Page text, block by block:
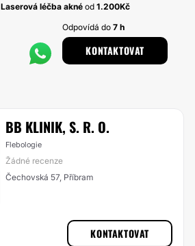
Laserová léčba akné od 1.200Kč
Odpovídá do7 h
KONTAKTOVAT
BB KLINIK, S. R. O.
Flebologie
Žádné recenze
Čechovská 57, Příbram
KONTAKTOVAT